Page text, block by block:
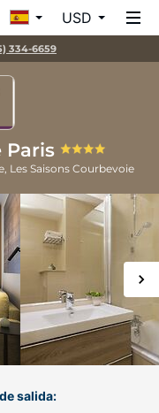
USD
334-6659
Paris
Les SaisonsCourbevoie
salida: